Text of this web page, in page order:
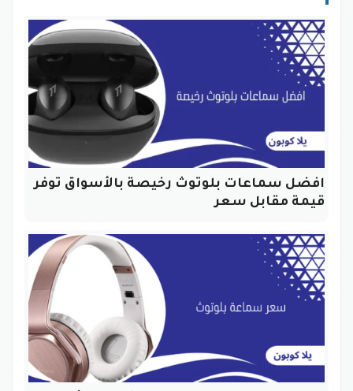
افضل سماعات بلوتوث رخيصة بالأسواق توفر
قيمة مقابل سعر